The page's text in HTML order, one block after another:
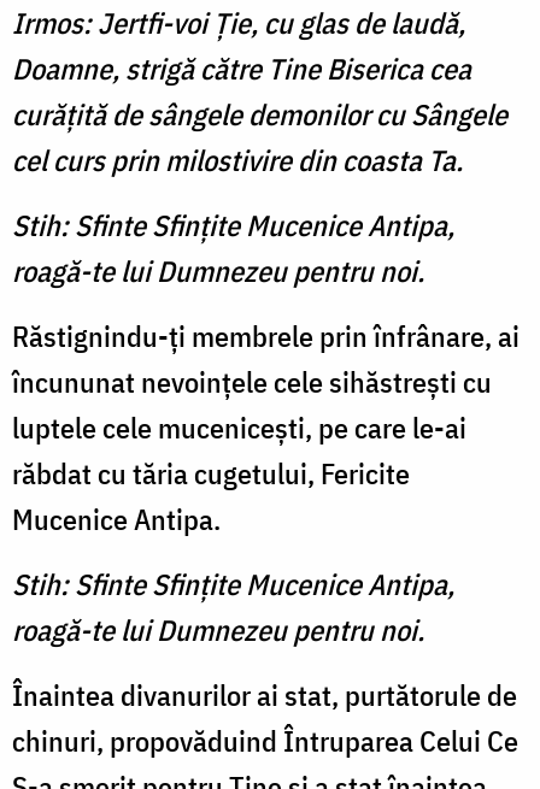
Irmos: Jertfi-voi Ţie, cu glas de laudă,
Doamne, strigă către Tine Biserica cea
curăţită de sângele demonilor cu Sângele
cel curs prin milostivire din coasta Ta.
Stih: Sfinte Sfinţite Mucenice Antipa,
roagă-te lui Dumnezeu pentru noi.
Răstignindu-ţi membrele prin înfrânare, ai
încununat nevoinţele cele sihăstreşti cu
luptele cele muceniceşti, pe care le-ai
răbdat cu tăria cugetului, Fericite
Mucenice Antipa.
Stih: Sfinte Sfinţite Mucenice Antipa,
roagă-te lui Dumnezeu pentru noi.
Înaintea divanurilor ai stat, purtătorule de
chinuri, propovă­duind Întruparea Celui Ce